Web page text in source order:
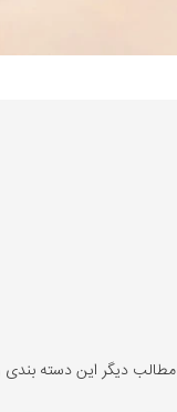
مطالب دیگر این دسته